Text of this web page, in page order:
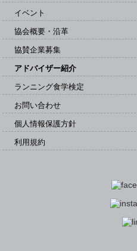
イベント
協会概要・沿革
協賛企業募集
アドバイザー紹介
ランニング食学検定
お問い合わせ
個人情報保護方針
利用規約